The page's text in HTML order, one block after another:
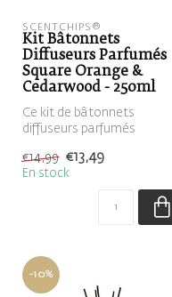
SCENTCHIPS®
Kit Bâtonnets
Diffuseurs Parfumés
Square Orange &
Cedarwood - 250ml
Ce kit de bâtonnets
diffuseurs parfumés
marron, rempli de ...
€14,99 €13,49
En stock
-10%